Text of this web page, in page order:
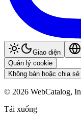
Giao diện
Quản lý cookie
Không bán hoặc chia
© 2026 WebCatalog,
Tải xuống